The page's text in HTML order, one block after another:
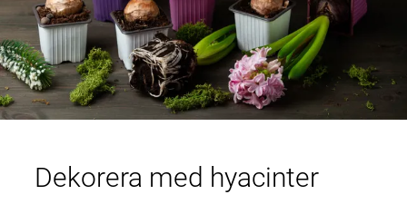
Dekorera med hyacinter